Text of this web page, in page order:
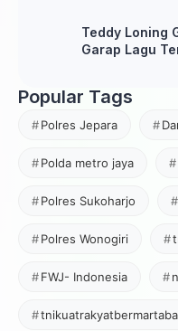
Teddy Loning
Garap Lagu
Popular Tags
Polres Jepara
Polda metro jaya
Polres Sukoharjo
Polres Wonogiri
FWJ- Indonesia